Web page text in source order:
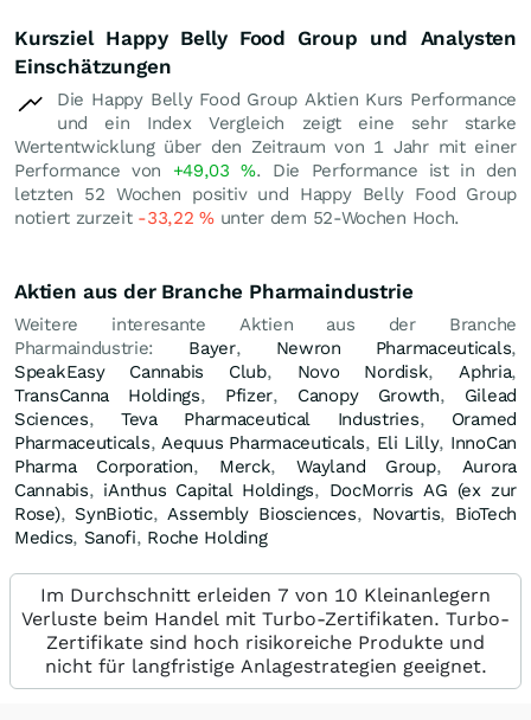
Kursziel Happy Belly Food Group und Analysten
Einschätzungen
Die Happy Belly Food Group Aktien Kurs Performance
und ein Index Vergleich zeigt eine sehr starke
Wertentwicklung über den Zeitraum von 1 Jahr mit einer
Performance von +49,03%. Die Performance ist in den
letzten 52 Wochen positiv und Happy Belly Food Group
notiert zurzeit -33,22%unter dem 52-Wochen Hoch.
Aktien aus der Branche Pharmaindustrie
Weitere interesante Aktien aus der Branche
Pharmaindustrie: Bayer, Newron Pharmaceuticals,
SpeakEasy Cannabis Club, Novo Nordisk,Aphria,
TransCanna Holdings, Pfizer, Canopy Growth, Gilead
Sciences, Teva Pharmaceutical Industries, Oramed
Pharmaceuticals,Aequus Pharmaceuticals, Eli Lilly, InnoCan
Pharma Corporation, Merck,Wayland Group, Aurora
Cannabis, iAnthus Capital Holdings, DocMorris AG (ex zur
Rose), SynBiotic,Assembly Biosciences, Novartis, BioTech
Medics, Sanofi, Roche Holding
Im Durchschnitt erleiden 7 von 10 Kleinanlegern
Verluste beim Handel mit Turbo-Zertifikaten. Turbo-
Zertifikate sind hoch risikoreiche Produkte und
nicht für langfristige Anlagestrategien geeignet.